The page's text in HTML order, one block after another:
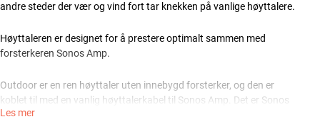
andre steder der vær og vind fort tar knekken på vanlige høyttalere.
Høyttaleren er designet for å prestere optimalt sammen med
forsterkeren Sonos Amp.
Outdoor er en ren høyttaler uten innebygd forsterker, og den er
koblet til med en vanlig høyttalerkabel til Sonos Amp. Det er Sonos
Les mer